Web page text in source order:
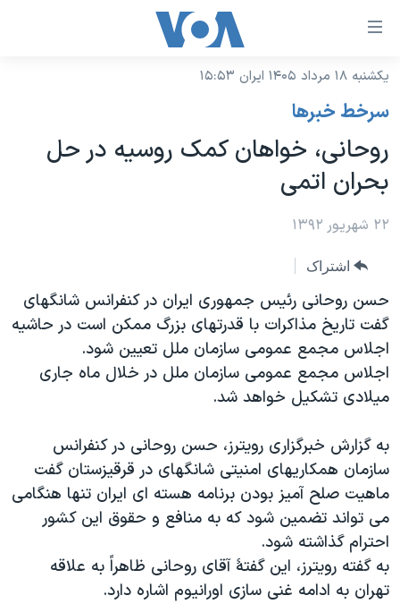
لینکهای
دسترسی
جهش
محتوای
اصلی
به
اصلی
جهش
به
جستجو
نسخه سبک وب‌سایت
موضوع ها
ایران
آمریکا
جهان
گزیده‌ها
ویژه برنامه‌ها
ویدیوها
حقوق شهروندی
اقتصادی
علم و فناوری
اسرائیل در جنگ
گالری عکس
برنامه های تلویزیونی
جدول برنامه ها
صفحه‌های ویژه
عملیات خشم حماسی
۲۵۰سالگی آمریکا
بایگانی برنامه‌های تلویزیونی
انتخابات ریاست جمهوری آمریکا ۲۰۲۴
حمله جمهوری اسلامی به اسرائیل
رمز مهسا
ورزش زنان در ایران
اعتراضات زن، زندگی، آزادی
فرکانس‌های صدای آمریکا
پخش رادیویی
یادگیری زبان انگلیسی
زبانهای مختلف
یکشنبه ۱۸ مرداد ۱۴۰۵ ایران ۱۵:۵۳
سرخط خبرها
روحانی، خواهان کمک روسیه در حل
بحران اتمی
۲۲ شهریور ۱۳۹۲
اشتراک
حسن روحانی رئیس جمهوری ایران در کنفرانس شانگهای
گفت تاریخ مذاکرات با قدرتهای بزرگ ممکن است در حاشیه
اجلاس مجمع عمومی سازمان ملل تعیین شود.
اجلاس مجمع عمومی سازمان ملل در خلال ماه جاری
میلادی تشکیل خواهد شد.
به گزارش خبرگزاری رویترز، حسن روحانی در کنفرانس
سازمان همکاریهای امنیتی شانگهای در قرقیزستان گفت
ماهیت صلح آمیز بودن برنامه هسته ای ایران تنها هنگامی
می تواند تضمین شود که به منافع و حقوق این کشور
احترام گذاشته شود.
به گفته رویترز، این گفتۀ آقای روحانی ظاهراً به علاقه
تهران به ادامه غنی سازی اورانیوم اشاره دارد.